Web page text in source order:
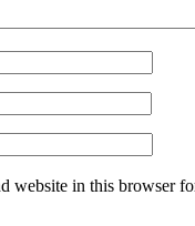
website in this browser